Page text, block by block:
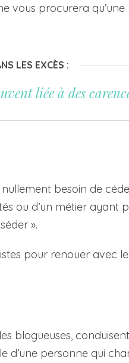
vous procurera qu’une
LES EXCÈS :
liée à des
nullement besoin de
ou d’un métier ayant
».
pour renouer avec
blogueuses, conduisent
d’une personne qui